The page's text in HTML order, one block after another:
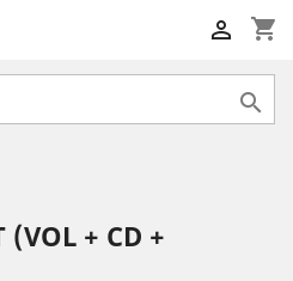
shopping_cart


(VOL + CD +